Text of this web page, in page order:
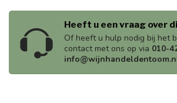
Heeft u een vraag over
Of heeft u hulp nodig bij het
contact met ons op via 010-